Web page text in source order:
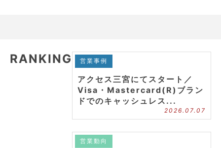
RANKING 営業事例
アクセス三宮にてスタート／
Visa・Mastercard(R)ブラン
ドでのキャッシュレス...
2026.07.07
営業動向